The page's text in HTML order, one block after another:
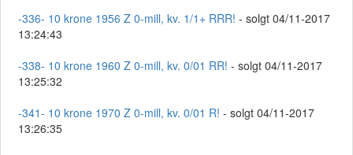
-336- 10 krone 1956 Z 0-mill, kv. 1/1+ RRR! - solgt 04/11-2017
13:24:43
-338- 10 krone 1960 Z 0-mill, kv. 0/01 RR! - solgt 04/11-2017
13:25:32
-341- 10 krone 1970 Z 0-mill, kv. 0/01 R! - solgt 04/11-2017
13:26:35